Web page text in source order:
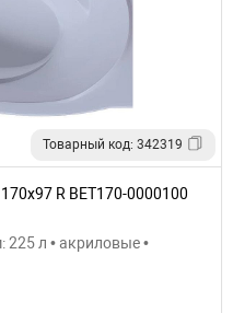
Товарный код: 342319
R BET170-0000100
л • акриловые •